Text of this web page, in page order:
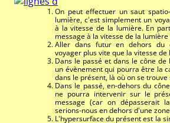
On peut effectuer un saut
lumière, c'est simplement un
à la vitesse de la lumière. En
message à la vitesse de la
Aller dans futur en dehors du
voyager plus vite que la vitesse de
Dans le passé et dans le cône
un évènement qui pourra être la
dans le présent, là où on se
Dans le passé, en-dehors du
ne pourra intervenir sur le
message (car on dépasserait
serions-nous en dehors d'une
L'hypersurface du présent est la